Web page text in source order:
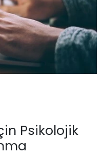
Psikolojik